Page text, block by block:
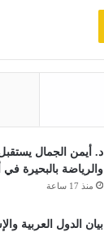
د. أيمن الجمال
والرياضة بالبحيرة
منذ 17 ساعة
بيان الدول العربية